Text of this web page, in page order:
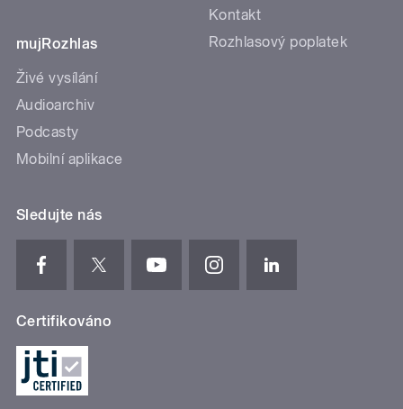
mujRozhlas
Živé vysílání
Audioarchiv
Podcasty
Mobilní aplikace
Kontakt
Rozhlasový poplatek
Sledujte nás
Certifikováno